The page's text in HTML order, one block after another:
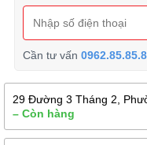
Cần tư vấn
29 Đường 3 Tháng 2,
– Còn hàng